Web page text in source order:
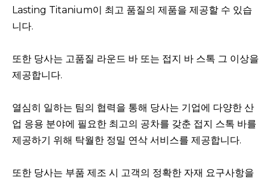
Lasting Titanium이 최고 품질의 제품을 제공할 수 있습
니다.
또한 당사는 고품질 라운드 바 또는 접지 바 스톡 그 이상을
제공합니다.
열심히 일하는 팀의 협력을 통해 당사는 기업에 다양한 산
업 응용 분야에 필요한 최고의 공차를 갖춘 접지 스톡 바를
제공하기 위해 탁월한 정밀 연삭 서비스를 제공합니다.
또한 당사는 부품 제조 시 고객의 정확한 자재 요구사항을